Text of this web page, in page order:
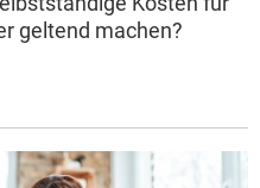
geltend machen?